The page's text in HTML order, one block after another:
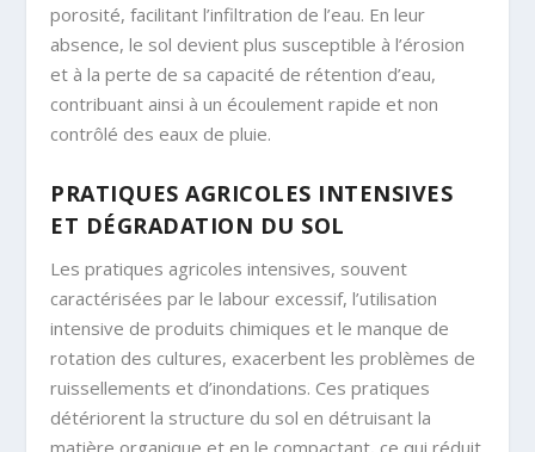
porosité, facilitant l’infiltration de l’eau. En leur
absence, le sol devient plus susceptible à l’érosion
et à la perte de sa capacité de rétention d’eau,
contribuant ainsi à un écoulement rapide et non
contrôlé des eaux de pluie.
PRATIQUES AGRICOLES INTENSIVES
ET DÉGRADATION DU SOL
Les pratiques agricoles intensives, souvent
caractérisées par le labour excessif, l’utilisation
intensive de produits chimiques et le manque de
rotation des cultures, exacerbent les problèmes de
ruissellements et d’inondations. Ces pratiques
détériorent la structure du sol en détruisant la
matière organique et en le compactant, ce qui réduit